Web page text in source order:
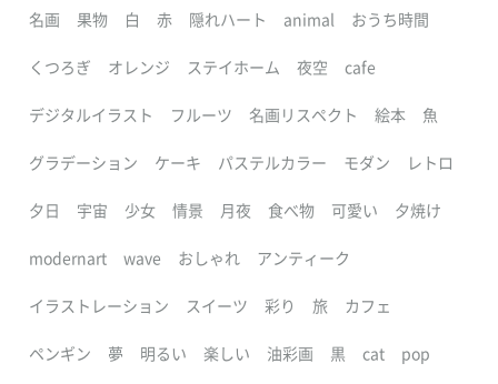
名画 果物 白 赤 隠れハート animal おうち時間
くつろぎ オレンジ ステイホーム 夜空 cafe
デジタルイラスト フルーツ 名画リスペクト 絵本 魚
グラデーション ケーキ パステルカラー モダン レトロ
夕日 宇宙 少女 情景 月夜 食べ物 可愛い 夕焼け
modernart wave おしゃれ アンティーク
イラストレーション スイーツ 彩り 旅 カフェ
ペンギン 夢 明るい 楽しい 油彩画 黒 cat pop